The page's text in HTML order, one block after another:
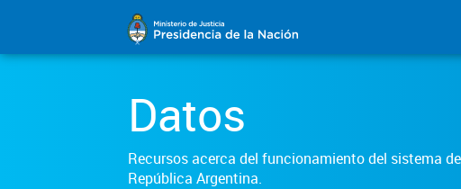
Datos
Recursos acerca del funcionamiento del sistema
República Argentina.